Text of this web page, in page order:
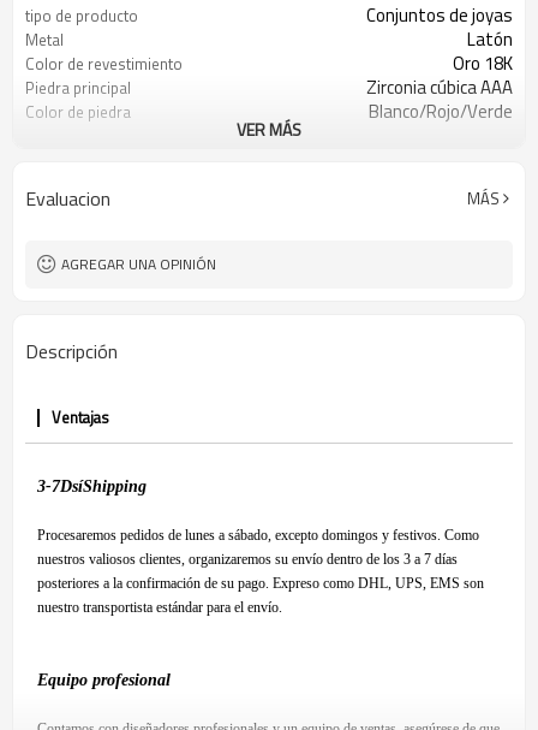
tipo de producto Conjuntos de joyas
Metal Latón
Color de revestimiento Oro 18K
Piedra principal Zirconia cúbica AAA
Color de piedra Blanco/Rojo/Verde
VER MÁS
Evaluacion MÁS
AGREGAR UNA OPINIÓN
Descripción
Ventajas
3-7DsíShipping
Procesaremos pedidos de lunes a sábado, excepto domingos y festivos. Como
nuestros valiosos clientes, organizaremos su envío dentro de los 3 a 7 días
posteriores a la confirmación de su pago. Expreso como DHL, UPS, EMS son
nuestro transportista estándar para el envío.
Equipo profesional